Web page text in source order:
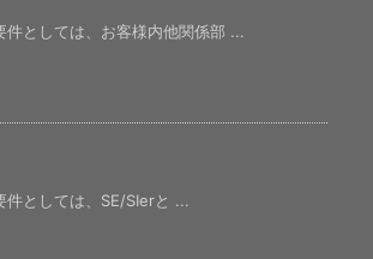
としては、お客様内他関係部 ...
件としては、SE/SIerと ...